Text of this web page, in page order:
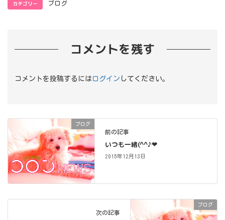
カテゴリー ブログ
コメントを残す
コメントを投稿するには ログイン してください。
ブログ
前の記事
いつも一緒(^^♪❤
2015年12月13日
ブログ
次の記事